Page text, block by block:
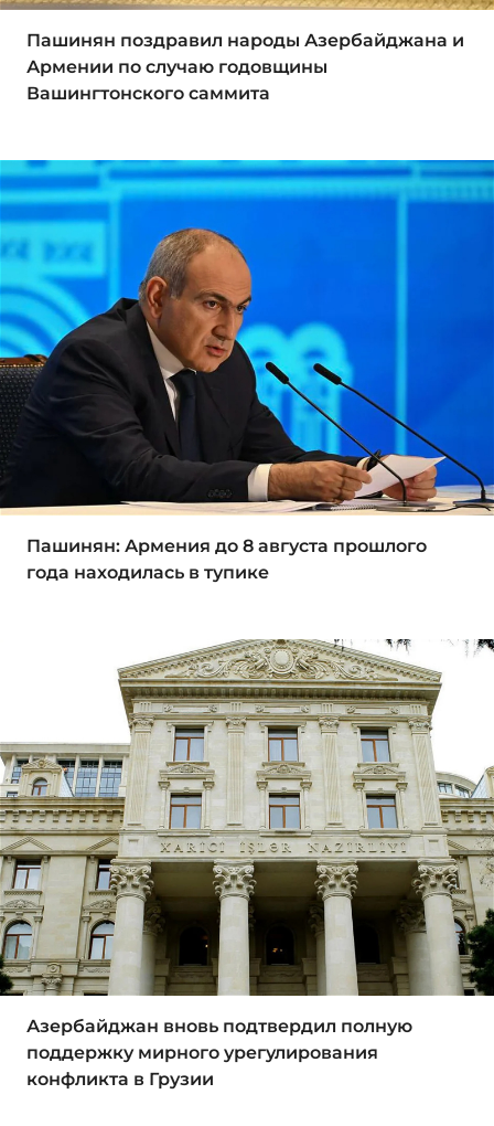
Пашинян поздравил народы Азербайджана и
Армении по случаю годовщины
Вашингтонского саммита
Пашинян: Армения до 8 августа прошлого
года находилась в тупике
Азербайджан вновь подтвердил полную
поддержку мирного урегулирования
конфликта в Грузии